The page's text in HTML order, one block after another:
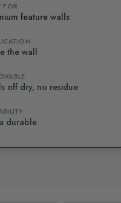
FOR
feature walls
the wall
off dry, no residue
durable